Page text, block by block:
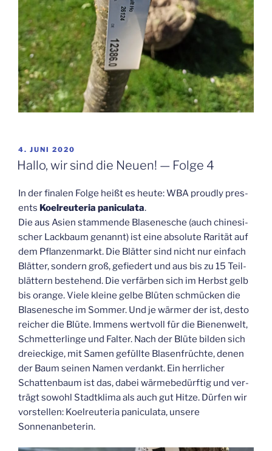
VERÖFFENTLICHT
AM
4. JUNI 2020
Hal­lo, wir sind die Neu­en! — Fol­ge 4
In der fina­len Fol­ge heißt es heu­te: WBA proud­ly pres­
ents Koel­reu­te­ria pani­cu­la­ta.
Die aus Asi­en stam­men­de Bla­sen­esche (auch chi­ne­si­
scher Lack­baum genannt) ist eine abso­lu­te Rari­tät auf
dem Pflan­zen­markt. Die Blät­ter sind nicht nur ein­fach
Blät­ter, son­dern groß, gefie­dert und aus bis zu 15 Teil­
blät­tern bestehend. Die ver­fär­ben sich im Herbst gelb
bis oran­ge. Vie­le klei­ne gel­be Blü­ten schmü­cken die
Bla­sen­esche im Som­mer. Und je wär­mer der ist, des­to
rei­cher die Blü­te. Immens wert­voll für die Bie­nen­welt,
Schmet­ter­lin­ge und Fal­ter. Nach der Blü­te bil­den sich
drei­ecki­ge, mit Samen gefüll­te Bla­sen­früch­te, denen
der Baum sei­nen Namen ver­dankt. Ein herr­li­cher
Schat­ten­baum ist das, dabei wär­me­be­dürf­tig und ver­
trägt sowohl Stadt­kli­ma als auch gut Hit­ze. Dür­fen wir
vor­stel­len: Koel­reu­te­ria pani­cu­la­ta, unse­re
Sonnenanbeterin.